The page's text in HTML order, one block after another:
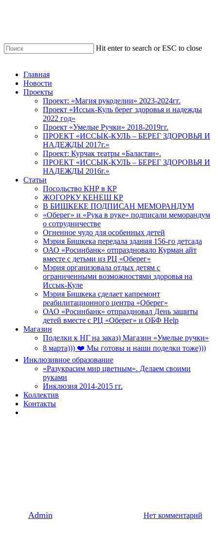
Hit enter to search or ESC to close
Menu
Главная
Новости
Проекты
Проект: «Магия рукоделии» 2023-2024гг.
Проект «Иссык-Куль берег здоровья и надежды
2022 год»
Проект «Умелые Ручки» 2018-2019гг.
ПРОЕКТ «ИССЫК-КУЛЬ – БЕРЕГ ЗДОРОВЬЯ И
НАДЕЖДЫ 2017г.»
Проект: Курчак театры «Баластан».
ПРОЕКТ «ИССЫК-КУЛЬ – БЕРЕГ ЗДОРОВЬЯ И
НАДЕЖДЫ 2016г.»
Статьи
Посольство КНР в КР
ЖОГОРКУ КЕНЕШ КР
В БИШКЕКЕ ПОДПИСАН МЕМОРАНДУМ
«Оберег» и «Рука в руке» подписали меморандум
о сотрудничестве
Огненное чудо для особенных детей
Мэрия Бишкека передала здания 156-го детсада
ОАО «Росинбанк» отпраздновало Курман айт
вместе с детьми из РЦ «Оберег»
Мэрия организовала отдых детям с
ограниченными возможностями здоровья на
Иссык-Куле
Мэрия Бишкека сделает капремонт
реабилитационного центра «Оберег»
ОАО «Росинбанк» отпраздновал День защиты
детей вместе с РЦ «Оберег» и ОБФ Help
Магазин
Поделки к НГ на заказ) Магазин «Умелые ручки»
8 марта))) ❤️ Мы готовы и наши поделки тоже)))
Инклюзивное образование
«Разукрасим мир цветным». Делаем своими
руками
Инклюзия 2014-2015 гг.
Коллектив
Контакты
Admin Нет комментарий